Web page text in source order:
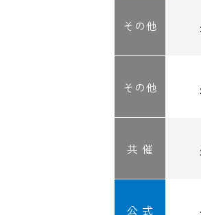
その他
その他
共 催
公 式